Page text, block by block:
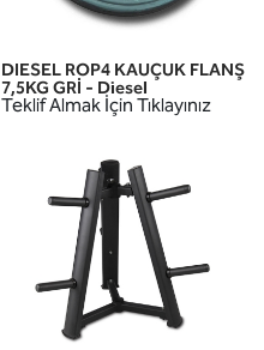
DIESEL ROP4 KAUÇUK FLANŞ
7,5KG GRİ - Diesel
Teklif Almak İçin Tıklayınız